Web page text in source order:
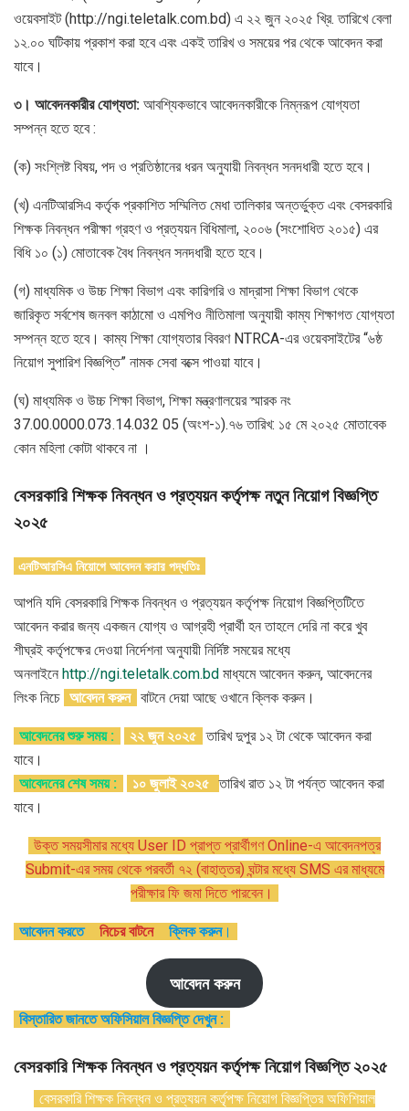
ওয়েবসাইট (http://ngi.teletalk.com.bd) এ ২২ জুন ২০২৫ খ্রি. তারিখে বেলা
১২.০০ ঘটিকায় প্রকাশ করা হবে এবং একই তারিখ ও সময়ের পর থেকে আবেদন করা
যাবে।
৩। আবেদনকারীর যোগ্যতা: আবশ্যিকভাবে আবেদনকারীকে নিম্নরূপ যোগ্যতা
সম্পন্ন হতে হবে :
(ক) সংশ্লিষ্ট বিষয়, পদ ও প্রতিষ্ঠানের ধরন অনুযায়ী নিবন্ধন সনদধারী হতে হবে।
(খ) এনটিআরসিএ কর্তৃক প্রকাশিত সম্মিলিত মেধা তালিকার অন্তর্ভুক্ত এবং বেসরকারি
শিক্ষক নিবন্ধন পরীক্ষা গ্রহণ ও প্রত্যয়ন বিধিমালা, ২০০৬ (সংশোধিত ২০১৫) এর
বিধি ১০ (১) মোতাবেক বৈধ নিবন্ধন সনদধারী হতে হবে।
(গ) মাধ্যমিক ও উচ্চ শিক্ষা বিভাগ এবং কারিগরি ও মাদ্রাসা শিক্ষা বিভাগ থেকে
জারিকৃত সর্বশেষ জনবল কাঠামো ও এমপিও নীতিমালা অনুযায়ী কাম্য শিক্ষাগত যোগ্যতা
সম্পন্ন হতে হবে। কাম্য শিক্ষা যোগ্যতার বিবরণ NTRCA-এর ওয়েবসাইটের “৬ষ্ঠ
নিয়োগ সুপারিশ বিজ্ঞপ্তি” নামক সেবা বক্সে পাওয়া যাবে।
(ঘ) মাধ্যমিক ও উচ্চ শিক্ষা বিভাগ, শিক্ষা মন্ত্রণালয়ের স্মারক নং
37.00.0000.073.14.032 05 (অংশ-১).৭৬ তারিখ: ১৫ মে ২০২৫ মোতাবেক
কোন মহিলা কোটা থাকবে না ।
বেসরকারি শিক্ষক নিবন্ধন ও প্রত্যয়ন কর্তৃপক্ষ নতুন নিয়োগ বিজ্ঞপ্তি
২০২৫
এনটিআরসিএ নিয়োগে আবেদন করার পদ্ধতিঃ
আপনি যদি বেসরকারি শিক্ষক নিবন্ধন ও প্রত্যয়ন কর্তৃপক্ষ নিয়োগ বিজ্ঞপ্তিটিতে
আবেদন করার জন্য একজন যোগ্য ও আগ্রহী প্রার্থী হন তাহলে দেরি না করে খুব
শীঘ্রই কর্তৃপক্ষের দেওয়া নির্দেশনা অনুযায়ী নির্দিষ্ট সময়ের মধ্যে
অনলাইনে http://ngi.teletalk.com.bd মাধ্যমে আবেদন করুন, আবেদনের
লিংক নিচে আবেদন করুন বাটনে দেয়া আছে ওখানে ক্লিক করুন।
আবেদনের শুরু সময় : ২২ জুন ২০২৫ তারিখ দুপুর ১২ টা থেকে আবেদন করা
যাবে।
আবেদনের শেষ সময় :
১০ জুলাই ২০২৫ তারিখ রাত ১২ টা পর্যন্ত আবেদন করা
যাবে।
উক্ত সময়সীমার মধ্যে User ID প্রাপ্ত প্রার্থীগণ Online-এ আবেদনপত্র
Submit-এর সময় থেকে পরবর্তী ৭২ (বাহাত্তর) ঘন্টার মধ্যে SMS এর মাধ্যমে
পরীক্ষার ফি জমা দিতে পারবেন।
আবেদন করতে নিচের বাটনে ক্লিক করুন।
আবেদন করুন
বিস্তারিত জানতে অফিসিয়াল বিজ্ঞপ্তি দেখুন :
বেসরকারি শিক্ষক নিবন্ধন ও প্রত্যয়ন কর্তৃপক্ষ নিয়োগ বিজ্ঞপ্তি ২০২৫
বেসরকারি শিক্ষক নিবন্ধন ও প্রত্যয়ন কর্তৃপক্ষ নিয়োগ বিজ্ঞপ্তির অফিশিয়াল